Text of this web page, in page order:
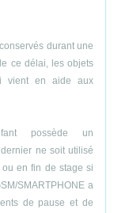
durant une
ce délai, les objets
vient en aide aux
possède un
ne soit utilisé
en fin de stage si
SMARTPHONE a
de pause et de